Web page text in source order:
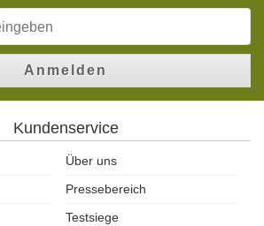
Anmelden
Kundenservice
Über uns
Pressebereich
Testsiege